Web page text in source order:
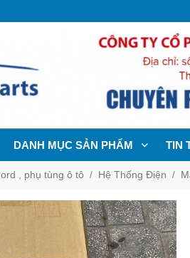
DANH MỤC SẢN PHẨM TIN
, phụ tùng ô tô Hệ Thống Điện